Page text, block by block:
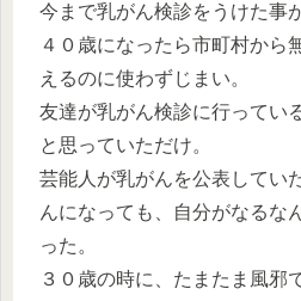
今まで乳がん検診をうけた事
４０歳になったら市町村から
えるのに使わずじまい。
友達が乳がん検診に行ってい
と思っていただけ。
芸能人が乳がんを公表してい
んになっても、自分がなるな
った。
３０歳の時に、たまたま風邪